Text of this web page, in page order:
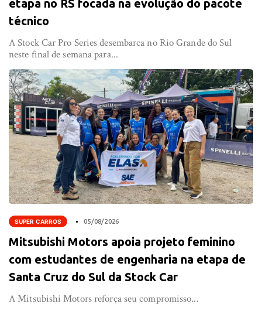
etapa no RS focada na evolução do pacote
técnico
A Stock Car Pro Series desembarca no Rio Grande do Sul
neste final de semana para...
SUPER CARROS 05/08/2026
Mitsubishi Motors apoia projeto feminino
com estudantes de engenharia na etapa de
Santa Cruz do Sul da Stock Car
A Mitsubishi Motors reforça seu compromisso...